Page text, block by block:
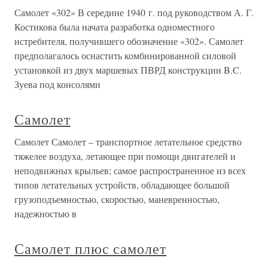
Самолет «302» В середине 1940 г. под руководством А. Г.
Костикова была начата разработка одноместного
истребителя, получившего обозначение «302». Самолет
предполагалось оснастить комбинированной силовой
установкой из двух маршевых ПВРД конструкции B.C.
Зуева под консолями
Самолет
Самолет Самолет – транспортное летательное средство
тяжелее воздуха, летающее при помощи двигателей и
неподвижных крыльев; самое распространенное из всех
типов летательных устройств, обладающее большой
грузоподъемностью, скоростью, маневренностью,
надежностью в
Самолет плюс самолет